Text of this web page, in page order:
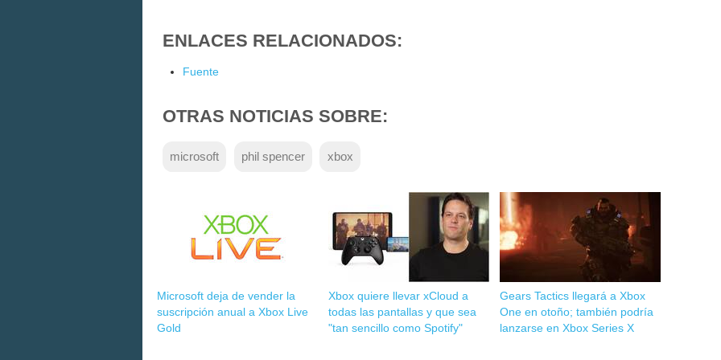
ENLACES RELACIONADOS:
Fuente
OTRAS NOTICIAS SOBRE:
microsoft phil spencer xbox
Microsoft deja de vender la
suscripción anual a Xbox Live
Gold
Xbox quiere llevar xCloud a
todas las pantallas y que sea
"tan sencillo como Spotify"
Gears Tactics llegará a Xbox
One en otoño; también podría
lanzarse en Xbox Series X